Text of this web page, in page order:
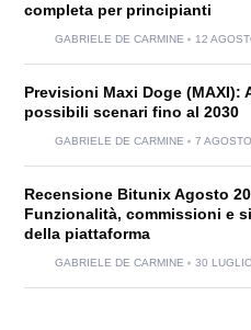
completa per principianti
GABRIELE DE CARMINE 12
Previsioni Maxi Doge (MAXI):
possibili scenari fino al 2030
GABRIELE DE CARMINE 7
Recensione Bitunix Agosto
Funzionalità, commissioni e
della piattaforma
GABRIELE DE CARMINE 30